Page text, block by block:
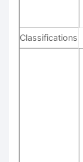
Classifications